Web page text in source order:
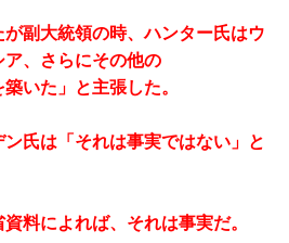
が副大統領の時、ハンター氏はウ
、さらにその他の
いた」と主張した。
氏は「それは事実ではない」と
料によれば、それは事実だ。